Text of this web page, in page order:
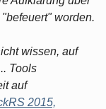
worden.
wissen, auf
Tools
auf
2015,